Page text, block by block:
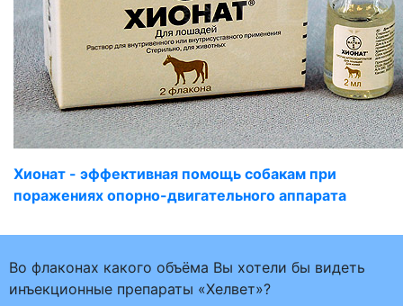
Хионат - эффективная помощь собакам при
поражениях опорно-двигательного аппарата
Во флаконах какого объёма Вы хотели бы видеть
инъекционные препараты «Хелвет»?